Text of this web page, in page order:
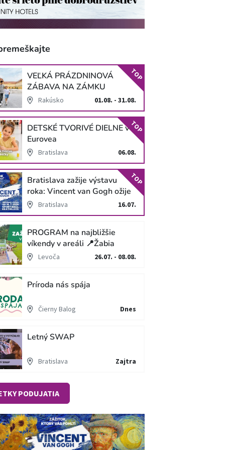
VEĽKÁ PRÁZDNINOVÁ
ZÁBAVA NA ZÁMKU
SCHLOSS HOF
Rakúsko 01.08. - 31.08.
TOP
DETSKÉ TVORIVÉ DIELNE v
Eurovea
Bratislava 06.08.
TOP
Bratislava zažije výstavu
roka: Vincent van Gogh ožije
v unikátnej imerzívnej šou!
Bratislava 16.07.
TOP
PROGRAM na najbližšie
víkendy v areáli 📍Žabia
cestaLevoča 26.07. - 08.08.
Príroda nás spája
Čierny Balog Dnes
Letný SWAP
Bratislava Zajtra
PODUJATIA